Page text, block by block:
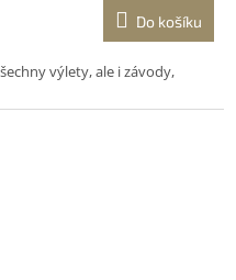
Do košíku
výlety, ale i závody,